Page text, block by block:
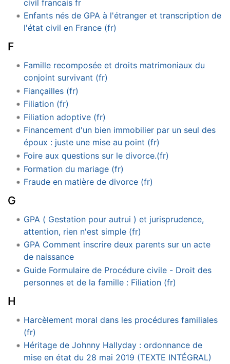
civil francais fr
Enfants nés de GPA à l'étranger et transcription de
l'état civil en France (fr)
F
Famille recomposée et droits matrimoniaux du
conjoint survivant (fr)
Fiançailles (fr)
Filiation (fr)
Filiation adoptive (fr)
Financement d'un bien immobilier par un seul des
époux : juste une mise au point (fr)
Foire aux questions sur le divorce.(fr)
Formation du mariage (fr)
Fraude en matière de divorce (fr)
G
GPA ( Gestation pour autrui ) et jurisprudence,
attention, rien n'est simple (fr)
GPA Comment inscrire deux parents sur un acte
de naissance
Guide Formulaire de Procédure civile - Droit des
personnes et de la famille : Filiation (fr)
H
Harcèlement moral dans les procédures familiales
(fr)
Héritage de Johnny Hallyday : ordonnance de
mise en état du 28 mai 2019 (TEXTE INTÉGRAL)